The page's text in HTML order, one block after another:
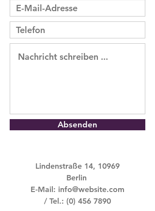
Absenden
Lindenstraße 14, 10969
Berlin
E-Mail: info@website.com
/ Tel.: (0) 456 7890